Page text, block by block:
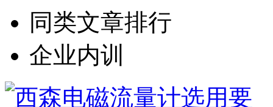
同类文章排行
企业内训